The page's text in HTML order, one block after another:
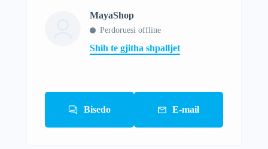
MayaShop
Perdoruesi offline
Shih te gjitha shpalljet
Bisedo E-mail